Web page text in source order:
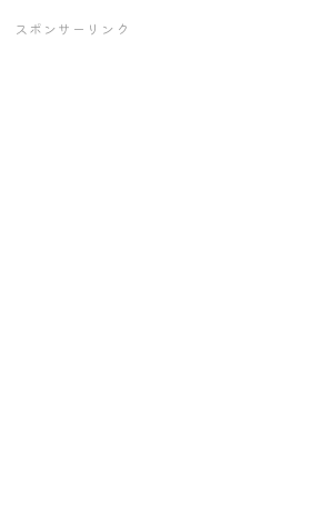
スポンサーリンク